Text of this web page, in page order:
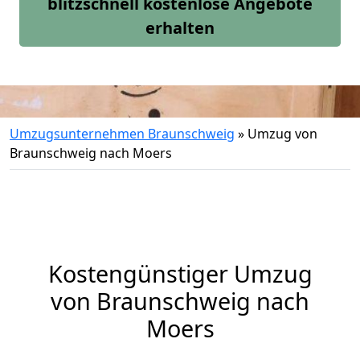
erhalten
Umzugsunternehmen Braunschweig » Umzug von
Braunschweig nach Moers
Kostengünstiger Umzug
von Braunschweig nach
Moers